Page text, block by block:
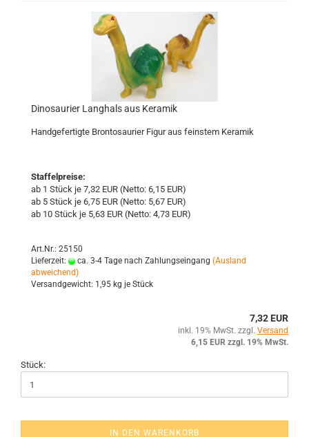
Di­no­sau­ri­er Lang­hals aus Ke­ra­mik
Hand­ge­fer­tig­te Bron­to­sau­ri­er Figur aus feins­tem Ke­ra­mik
Staffelpreise:
ab 1 Stück je 7,32 EUR (Netto: 6,15 EUR)
ab 5 Stück je 6,75 EUR (Netto: 5,67 EUR)
ab 10 Stück je 5,63 EUR (Netto: 4,73 EUR)
Art.Nr.: 25150
Lieferzeit:
ca. 3-4 Tage nach Zahlungseingang (Ausland
abweichend)
Versandgewicht: 1,95 kg je Stück
7,32 EUR
inkl. 19% MwSt. zzgl. Versand
6,15 EUR zzgl. 19% MwSt.
Stück:
IN DEN WARENKORB